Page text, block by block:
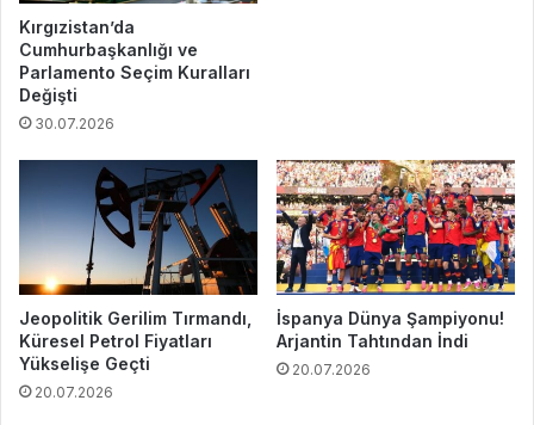
Kırgızistan’da
Cumhurbaşkanlığı ve
Parlamento Seçim Kuralları
Değişti
30.07.2026
Jeopolitik Gerilim Tırmandı,
Küresel Petrol Fiyatları
Yükselişe Geçti
20.07.2026
İspanya Dünya Şampiyonu!
Arjantin Tahtından İndi
20.07.2026